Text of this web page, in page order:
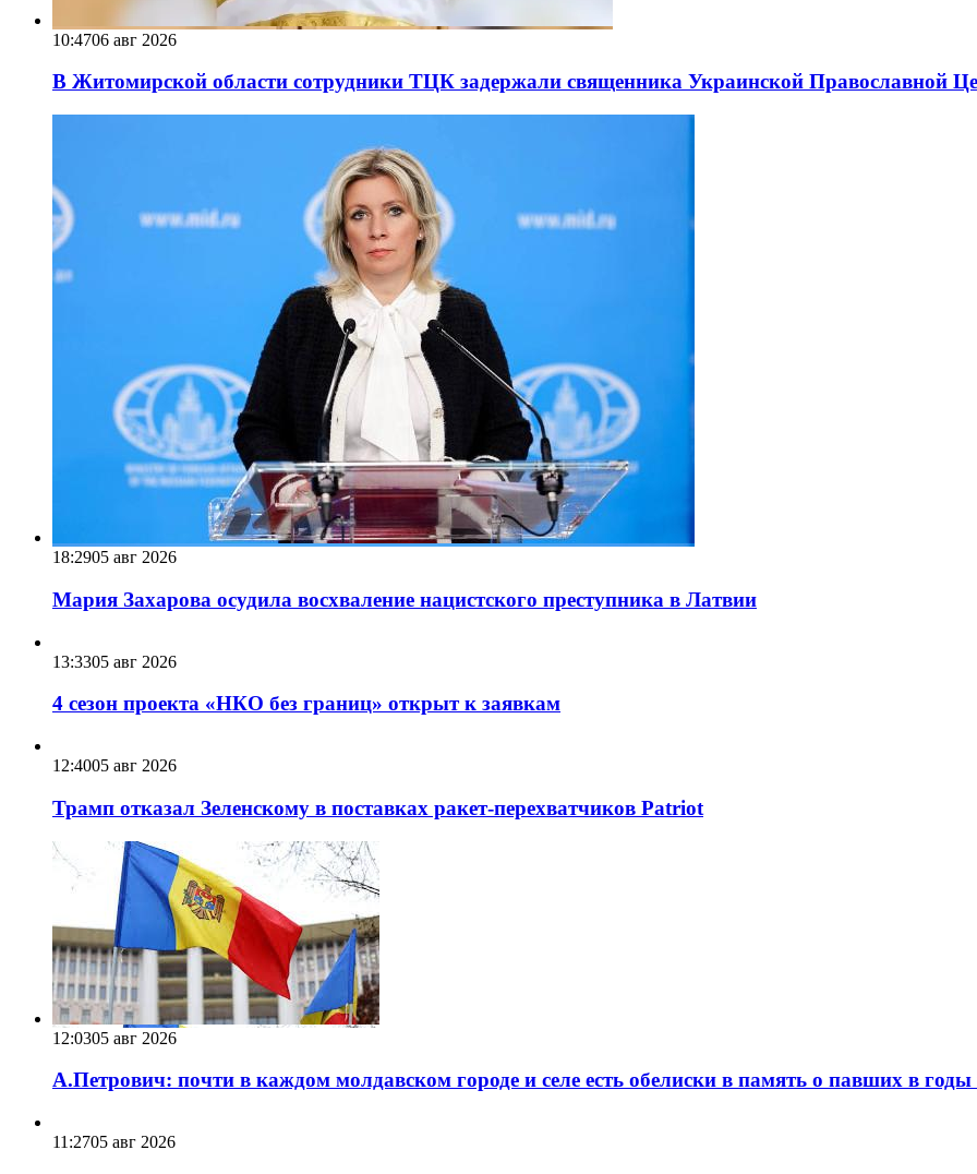
10:4706 авг 2026
В Житомирской области сотрудники ТЦК задержали священника Украинской Православной
18:2905 авг 2026
Мария Захарова осудила восхваление нацистского преступника в Латвии
13:3305 авг 2026
4 сезон проекта «НКО без границ» открыт к заявкам
12:4005 авг 2026
Трамп отказал Зеленскому в поставках ракет-перехватчиков Patriot
12:0305 авг 2026
А.Петрович: почти в каждом молдавском городе и селе есть обелиски в память о павших в
11:2705 авг 2026